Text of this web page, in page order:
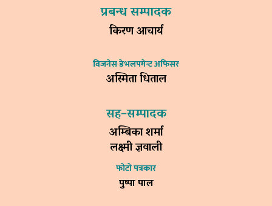
प्रबन्ध सम्पादक
किरण आचार्य
विजनेस डेभलपमेन्ट अफिसर
अस्मिता धिताल
सह–सम्पादक
अम्बिका शर्मा
लक्ष्मी ज्ञवाली
फोटो पत्रकार
पुष्पा पाल